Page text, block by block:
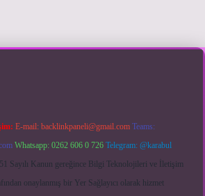
E-mail: backlinkpaneli@gmail.com Teams:
Whatsapp: 0262 606 0 726 Telegram: @karabul
Sayılı Kanun gereğince Bilgi Teknolojileri ve İletişim
onaylanmış bir Yer Sağlayıcı olarak hizmet